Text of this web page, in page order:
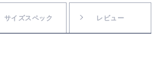
サイズスペック レビュー